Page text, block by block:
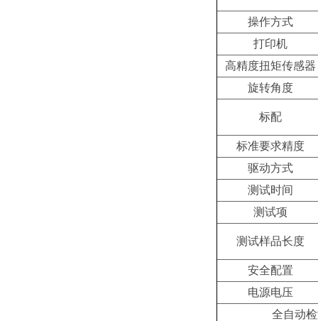
操作方式
打印机
高精度扭矩传感器
旋转角度
标配
标准要求精度
驱动方式
测试时间
测试项
测试样品长度
安全配置
电源电压
全自动